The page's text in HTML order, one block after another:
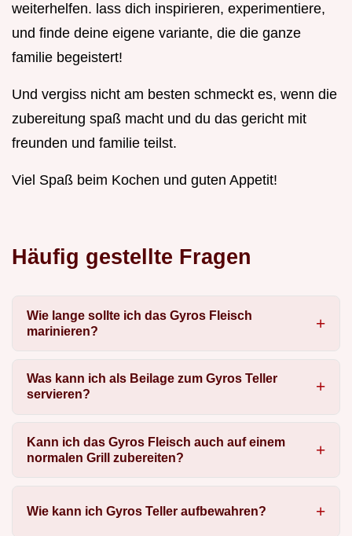
weiterhelfen. lass dich inspirieren, experimentiere,
und finde deine eigene variante, die die ganze
familie begeistert!
Und vergiss nicht am besten schmeckt es, wenn die
zubereitung spaß macht und du das gericht mit
freunden und familie teilst.
Viel Spaß beim Kochen und guten Appetit!
Häufig gestellte Fragen
Wie lange sollte ich das Gyros Fleisch
marinieren?
Was kann ich als Beilage zum Gyros Teller
servieren?
Kann ich das Gyros Fleisch auch auf einem
normalen Grill zubereiten?
Wie kann ich Gyros Teller aufbewahren?